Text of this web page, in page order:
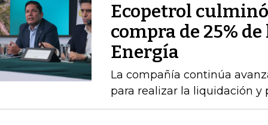
Ecopetrol
compra de 25%
Energía
La compañía continúa
para realizar la liquidación y